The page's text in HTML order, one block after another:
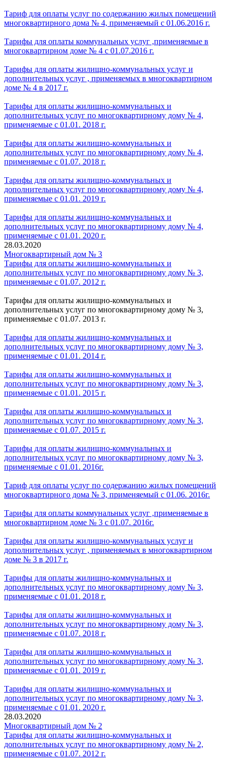
Тариф для оплаты услуг по содержанию жилых помещений
многоквартирного дома № 4, применяемый с 01.06.2016 г.
Тарифы для оплаты коммунальных услуг ,применяемые в
многоквартирном доме № 4 с 01.07.2016 г.
Тарифы для оплаты жилищно-коммунальных услуг и
дополнительных услуг , применяемых в многоквартирном
доме № 4 в 2017 г.
Тарифы для оплаты жилищно-коммунальных и
дополнительных услуг по многоквартирному дому № 4,
применяемые с 01.01. 2018 г.
Тарифы для оплаты жилищно-коммунальных и
дополнительных услуг по многоквартирному дому № 4,
применяемые с 01.07. 2018 г.
Тарифы для оплаты жилищно-коммунальных и
дополнительных услуг по многоквартирному дому № 4,
применяемые с 01.01. 2019 г.
Тарифы для оплаты жилищно-коммунальных и
дополнительных услуг по многоквартирному дому № 4,
применяемые с 01.01. 2020 г.
28.03.2020
Многоквартирный дом № 3
Тарифы для оплаты жилищно-коммунальных и
дополнительных услуг по многоквартирному дому № 3,
применяемые с 01.07. 2012 г.
Тарифы для оплаты жилищно-коммунальных и
дополнительных услуг по многоквартирному дому № 3,
применяемые с 01.07. 2013 г.
Тарифы для оплаты жилищно-коммунальных и
дополнительных услуг по многоквартирному дому № 3,
применяемые с 01.01. 2014 г.
Тарифы для оплаты жилищно-коммунальных и
дополнительных услуг по многоквартирному дому № 3,
применяемые с 01.01. 2015 г.
Тарифы для оплаты жилищно-коммунальных и
дополнительных услуг по многоквартирному дому № 3,
применяемые с 01.07. 2015 г.
Тарифы для оплаты жилищно-коммунальных и
дополнительных услуг по многоквартирному дому № 3,
применяемые с 01.01. 2016г.
Тариф для оплаты услуг по содержанию жилых помещений
многоквартирного дома № 3, применяемый с 01.06. 2016г.
Тарифы для оплаты коммунальных услуг ,применяемые в
многоквартирном доме № 3 с 01.07. 2016г.
Тарифы для оплаты жилищно-коммунальных услуг и
дополнительных услуг , применяемых в многоквартирном
доме № 3 в 2017 г.
Тарифы для оплаты жилищно-коммунальных и
дополнительных услуг по многоквартирному дому № 3,
применяемые с 01.01. 2018 г.
Тарифы для оплаты жилищно-коммунальных и
дополнительных услуг по многоквартирному дому № 3,
применяемые с 01.07. 2018 г.
Тарифы для оплаты жилищно-коммунальных и
дополнительных услуг по многоквартирному дому № 3,
применяемые с 01.01. 2019 г.
Тарифы для оплаты жилищно-коммунальных и
дополнительных услуг по многоквартирному дому № 3,
применяемые с 01.01. 2020 г.
28.03.2020
Многоквартирный дом № 2
Тарифы для оплаты жилищно-коммунальных и
дополнительных услуг по многоквартирному дому № 2,
применяемые с 01.07. 2012 г.